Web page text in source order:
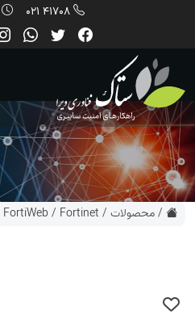
41708 021
/محصولات /
Fortinet
/
FortiWeb